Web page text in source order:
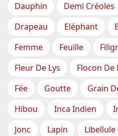
Dauphin
Demi Créoles
Drapeau
Eléphant
Femme
Feuille
Fleur De Lys
Flocon De
Fée
Goutte Grain
Hibou
Inca Indien
Jonc
Lapin Libellule